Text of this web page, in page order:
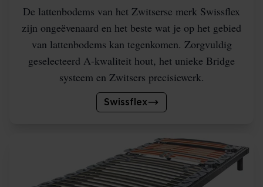
De lattenbodems van het Zwitserse merk Swissflex
zijn ongeëvenaard en het beste wat je op het gebied
van lattenbodems kan tegenkomen. Zorgvuldig
geselecteerd A-kwaliteit hout, het unieke Bridge
systeem en Zwitsers precisiewerk.
Swissflex